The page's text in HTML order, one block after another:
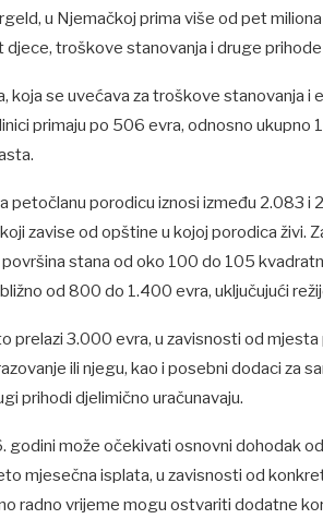
u Njemačkoj prima više od pet miliona
djece, troškove stanovanja i druge
koja se uvećava za troškove stanovanja i
primaju po 506 evra, odnosno ukupno
petočlanu porodicu iznosi između 2.083 i
zavise od opštine u kojoj porodica živi.
stana od oko 100 do 105
od 800 do 1.400 evra, uključujući
3.000 evra, u zavisnosti od mjesta
ili njegu, kao i posebni dodaci za
prihodi djelimično uračunavaju.
može očekivati osnovni dohodak
mjesečna isplata, u zavisnosti od
radno vrijeme mogu ostvariti dodatne